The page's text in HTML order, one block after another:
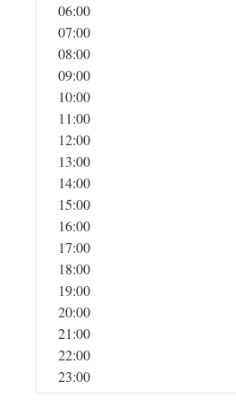
06:00
07:00
08:00
09:00
10:00
11:00
12:00
13:00
14:00
15:00
16:00
17:00
18:00
19:00
20:00
21:00
22:00
23:00